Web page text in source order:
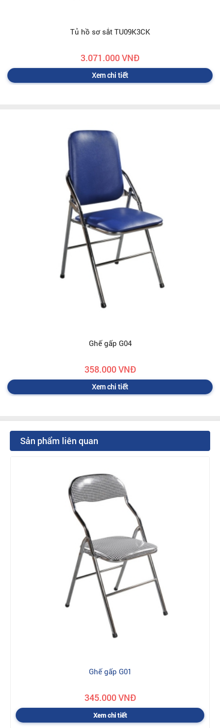
Tủ hồ sơ sắt TU09K3CK
3.071.000 VNĐ
Xem chi tiết
Ghế gấp G04
358.000 VNĐ
Xem chi tiết
Sản phẩm liên quan
Ghế gấp G01
345.000 VNĐ
Xem chi tiết